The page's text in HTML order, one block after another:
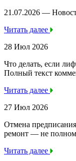
21.07.2026 —
Читать далее
28 Июл 2026
Что делать, если
Полный текст
Читать далее
27 Июл 2026
Отмена
ремонт — не
Читать далее